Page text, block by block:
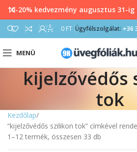
0 0 FT Ügyfélszolgálat: +36
MENÜ
kijelzővédős
tok
Kezdőlap
“kijelzővédős szilikon tok” címkével
1–12 termék, összesen 33 db
10-20% kedvezmény augusztus 31-ig